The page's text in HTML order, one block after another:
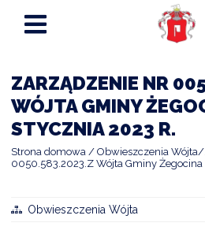
ZARZĄDZENIE NR
WÓJTA GMINY
STYCZNIA 2023 R.
Strona domowa Obwieszczenia Wójta
0050.583.2023.Z Wójta Gminy Żegocina
Obwieszczenia Wójta